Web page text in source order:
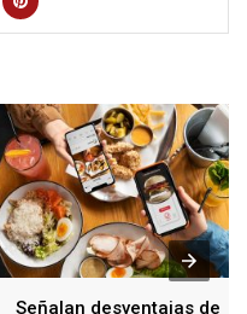
Señalan desventajas de